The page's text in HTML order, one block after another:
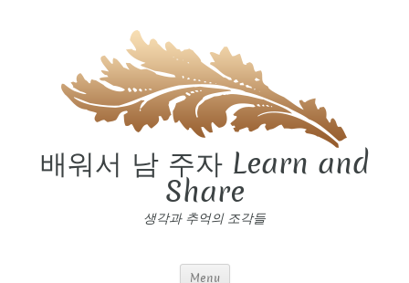
배워서 남 주자 Learn and
Share
생각과 추억의 조각들
Menu